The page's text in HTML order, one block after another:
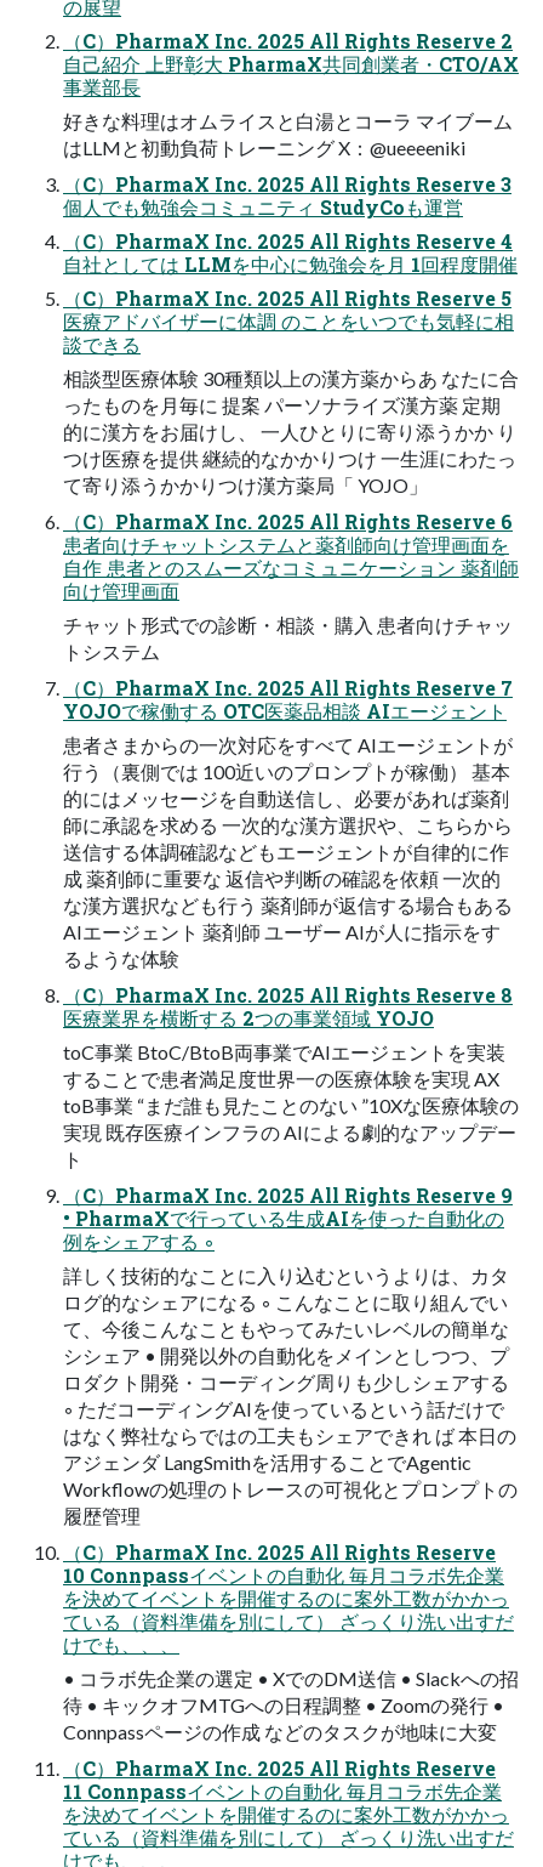
の展望
（C）PharmaX Inc. 2025 All Rights Reserve 2
自己紹介 上野彰大 PharmaX共同創業者・CTO/AX
事業部長
好きな料理はオムライスと白湯とコーラ マイブーム
はLLMと初動負荷トレーニング X：@ueeeeniki
（C）PharmaX Inc. 2025 All Rights Reserve 3
個人でも勉強会コミュニティ StudyCoも運営
（C）PharmaX Inc. 2025 All Rights Reserve 4
自社としては LLMを中心に勉強会を月 1回程度開催
（C）PharmaX Inc. 2025 All Rights Reserve 5
医療アドバイザーに体調 のことをいつでも気軽に相
談できる
相談型医療体験 30種類以上の漢方薬からあ なたに合
ったものを月毎に 提案 パーソナライズ漢方薬 定期
的に漢方をお届けし、 一人ひとりに寄り添うかか り
つけ医療を提供 継続的なかかりつけ 一生涯にわたっ
て寄り添うかかりつけ漢方薬局「 YOJO」
（C）PharmaX Inc. 2025 All Rights Reserve 6
患者向けチャットシステムと薬剤師向け管理画面を
自作 患者とのスムーズなコミュニケーション 薬剤師
向け管理画面
チャット形式での診断・相談・購入 患者向けチャッ
トシステム
（C）PharmaX Inc. 2025 All Rights Reserve 7
YOJOで稼働する OTC医薬品相談 AIエージェント
患者さまからの一次対応をすべて AIエージェントが
行う（裏側では 100近いのプロンプトが稼働） 基本
的にはメッセージを自動送信し、必要があれば薬剤
師に承認を求める 一次的な漢方選択や、こちらから
送信する体調確認などもエージェントが自律的に作
成 薬剤師に重要な 返信や判断の確認を依頼 一次的
な漢方選択なども行う 薬剤師が返信する場合もある
AIエージェント 薬剤師 ユーザー AIが人に指示をす
るような体験
（C）PharmaX Inc. 2025 All Rights Reserve 8
医療業界を横断する 2つの事業領域 YOJO
toC事業 BtoC/BtoB両事業でAIエージェントを実装
することで患者満足度世界一の医療体験を実現 AX
toB事業 “まだ誰も見たことのない ”10Xな医療体験の
実現 既存医療インフラの AIによる劇的なアップデー
ト
（C）PharmaX Inc. 2025 All Rights Reserve 9
• PharmaXで行っている生成AIを使った自動化の
例をシェアする ◦
詳しく技術的なことに入り込むというよりは、カタ
ログ的なシェアになる ◦ こんなことに取り組んでい
て、今後こんなこともやってみたいレベルの簡単な
シシェア • 開発以外の自動化をメインとしつつ、プ
ロダクト開発・コーディング周りも少しシェアする
◦ ただコーディングAIを使っているという話だけで
はなく弊社ならではの工夫もシェアできれ ば 本日の
アジェンダ LangSmithを活用することでAgentic
Workflowの処理のトレースの可視化とプロンプトの
履歴管理
（C）PharmaX Inc. 2025 All Rights Reserve
10 Connpassイベントの自動化 毎月コラボ先企業
を決めてイベントを開催するのに案外工数がかかっ
ている（資料準備を別にして） ざっくり洗い出すだ
けでも、、、
• コラボ先企業の選定 • XでのDM送信 • Slackへの招
待 • キックオフMTGへの日程調整 • Zoomの発行 •
Connpassページの作成 などのタスクが地味に大変
（C）PharmaX Inc. 2025 All Rights Reserve
11 Connpassイベントの自動化 毎月コラボ先企業
を決めてイベントを開催するのに案外工数がかかっ
ている（資料準備を別にして） ざっくり洗い出すだ
けでも、、、